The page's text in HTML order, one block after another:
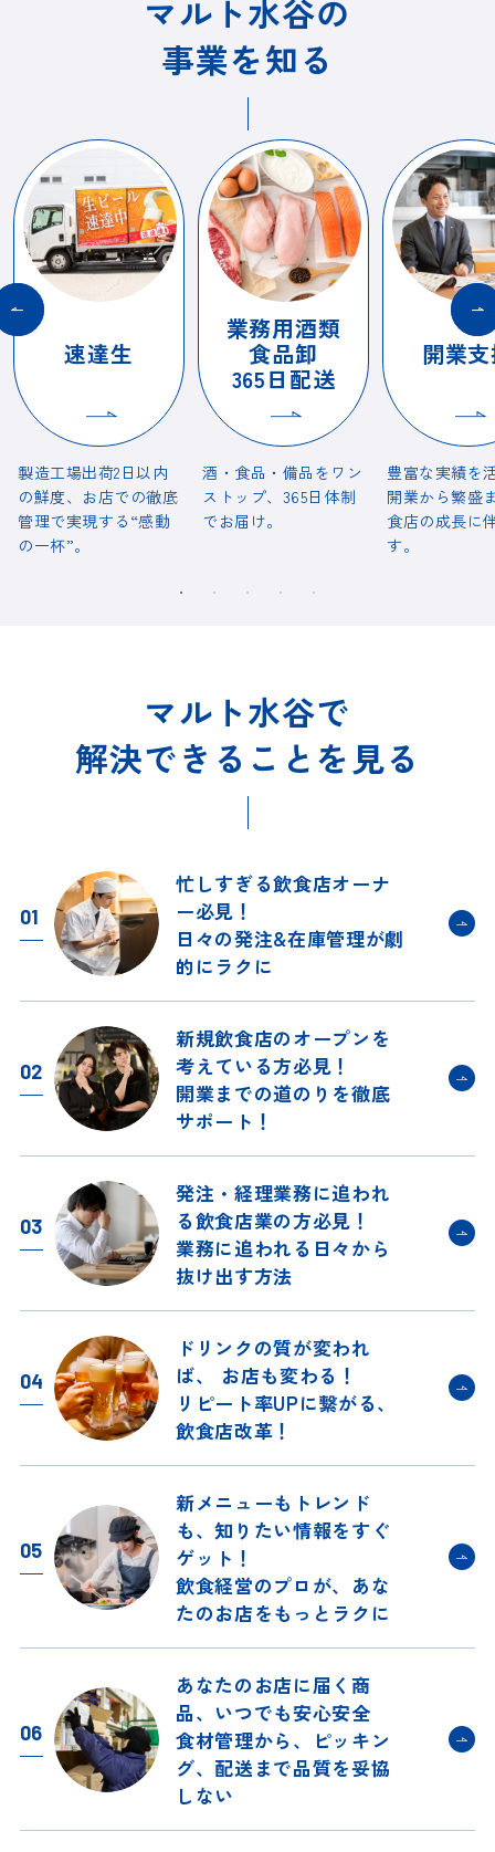
マルト水谷の
事業を知る
速達生
製造工場出荷2日以内
の鮮度、お店での徹底
管理で実現する“感動
の一杯”。
業務用酒類
食品卸
365日配送
酒・食品・備品をワン
ストップ、365日体制
でお届け。
開業
豊富な実績を
開業から繁盛
食店の成長に
す。
マルト水谷で
解決できることを見る
01
忙しすぎる飲食店オーナ
ー必見！
日々の発注&在庫管理が劇
的にラクに
02
新規飲食店のオープンを
考えている方必見！
開業までの道のりを徹底
サポート！
03
発注・経理業務に追われ
る飲食店業の方必見！
業務に追われる日々から
抜け出す方法
04
ドリンクの質が変われ
ば、
お店も変わる！
リピート率UPに繋がる、
飲食店改革！
05
新メニューもトレンド
も、知りたい情報をすぐ
ゲット！
飲食経営のプロが、 あな
たのお店をもっとラクに
06
あなたのお店に届く商
品、 いつでも安心安全
食材管理から、ピッキン
グ、 配送まで品質を妥協
しない